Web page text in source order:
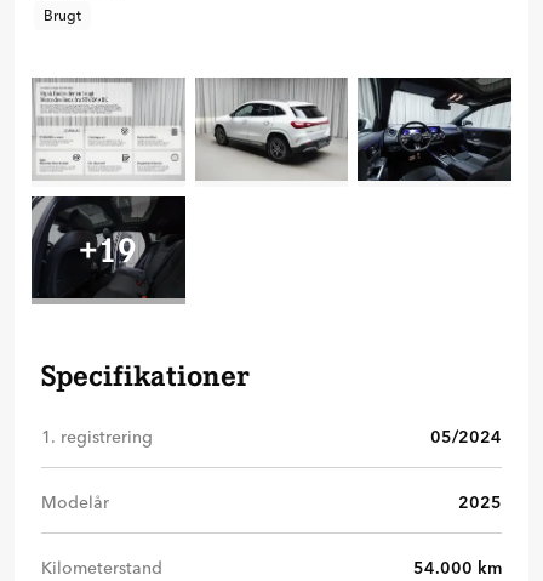
Brugt
+19
Specifikationer
1. registrering 05/2024
Modelår 2025
Kilometerstand 54.000 km